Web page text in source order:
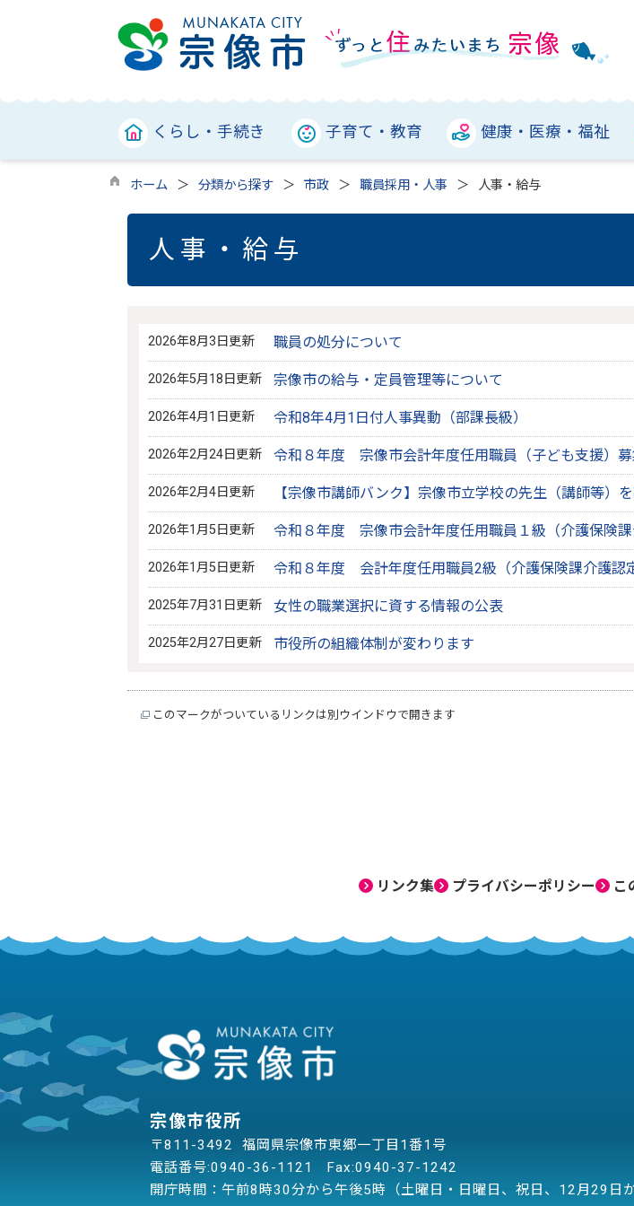
くらし・手続き 子育て・教育 健康・医療・福祉
ホーム 分類から探す 市政 職員採用・人事 人事・給与
人事・給与
2026年8月3日更新 職員の処分について
2026年5月18日更新 宗像市の給与・定員管理等について
2026年4月1日更新 令和8年4月1日付人事異動（部課長級）
2026年2月24日更新 令和８年度 宗像市会計年度任用職員（子ども支援）募
2026年2月4日更新 【宗像市講師バンク】宗像市立学校の先生（講師等）
2026年1月5日更新 令和８年度 宗像市会計年度任用職員１級（介護保険課
2026年1月5日更新 令和８年度 会計年度任用職員2級（介護保険課介護認
2025年7月31日更新 女性の職業選択に資する情報の公表
2025年2月27日更新 市役所の組織体制が変わります
このマークがついているリンクは別ウインドウで開きます
リンク集 プライバシーポリシー こ
宗像市役所
〒811-3492 福岡県宗像市東郷一丁目1番1号
電話番号:0940-36-1121
Fax:0940-37-1242
開庁時間：午前8時30分から午後5時（土曜日・日曜日、祝日、12月29日